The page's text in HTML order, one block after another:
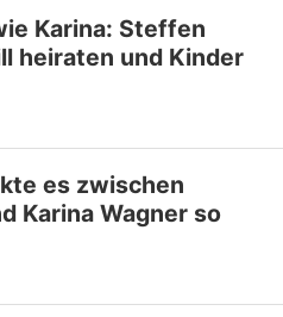
Karina: Steffen
heiraten und Kinder
es zwischen
Karina Wagner so